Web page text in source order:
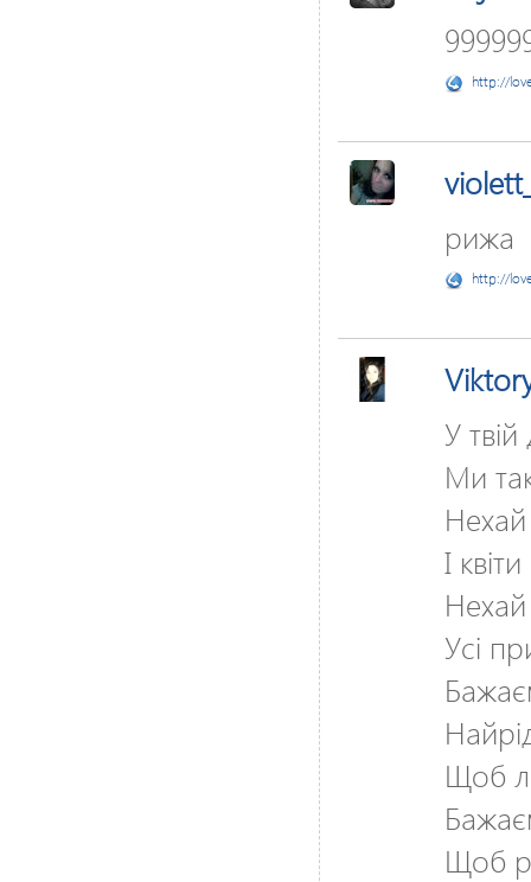
http://
рижа
http://
У
Ми
І
Усі
Щоб
Щоб